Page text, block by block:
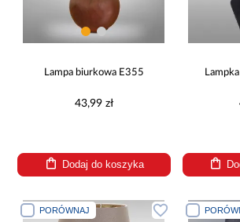
Lampa biurkowa E355
43,99 zł
Dodaj do koszyka
PORÓWNAJ